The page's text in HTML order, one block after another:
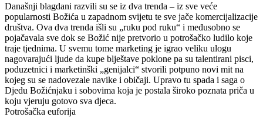
Današnji blagdani razvili su se iz dva trenda – iz sve veće
popularnosti Božića u zapadnom svijetu te sve jače komercijalizacije
društva. Ova dva trenda išli su „ruku pod ruku“ i međusobno se
pojačavala sve dok se Božić nije pretvorio u potrošačko ludilo koje
traje tjednima. U svemu tome marketing je igrao veliku ulogu
nagovarajući ljude da kupe blještave poklone pa su talentirani pisci,
poduzetnici i marketinški „genijalci“ stvorili potpuno novi mit na
kojeg su se nadovezale navike i običaji. Upravo tu spada i saga o
Djedu Božićnjaku i sobovima koja je postala široko poznata priča u
koju vjeruju gotovo sva djeca.
Potrošačka euforija